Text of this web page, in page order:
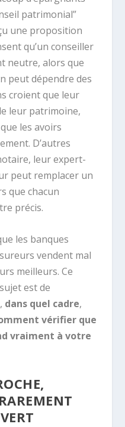
patrimonial”
une proposition
qu’un conseiller
neutre, alors que
peut dépendre des
croient que leur
leur patrimoine,
les avoirs
D’autres
leur expert-
peut remplacer un
que chacun
précis.
les banques
vendent mal
meilleurs. Ce
est de
, dans quel cadre,
vérifier que
vraiment à votre